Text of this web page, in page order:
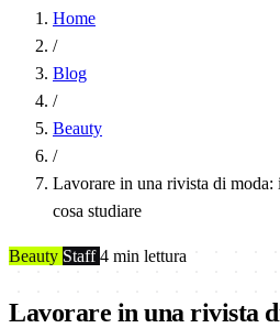
Home
/
Blog
/
Beauty
/
Lavorare in una rivista di moda:
cosa studiare
Beauty Staff4 min lettura
Lavorare in una rivista